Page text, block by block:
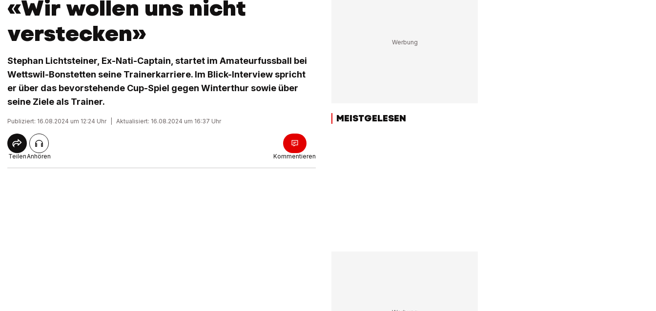
«Wir wollen uns nicht
verstecken»
Stephan Lichtsteiner, Ex-Nati-Captain, startet im Amateurfussball bei
Wettswil-Bonstetten seine Trainerkarriere. Im Blick-Interview spricht
er über das bevorstehende Cup-Spiel gegen Winterthur sowie über
seine Ziele als Trainer.
Publiziert: 16.08.2024 um 12:24 Uhr Aktualisiert: 16.08.2024 um 16:37 Uhr
TeilenAnhören Kommentieren
MEISTGELESEN